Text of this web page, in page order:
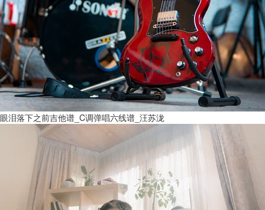
眼泪落下之前吉他谱_C调弹唱六线谱_汪苏泷